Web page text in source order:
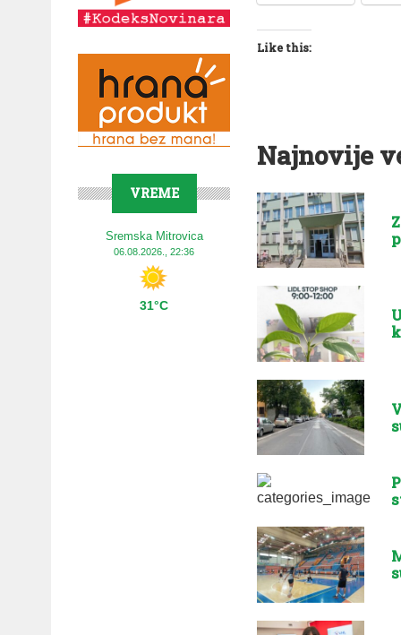
VREME
Sremska Mitrovica
06.08.2026., 22:36
31°C
Like this:
Najnovije